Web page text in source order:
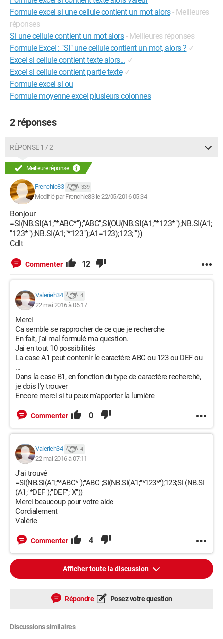
Formule excel si une cellule contient un mot alors - Meilleures
réponses
Si une cellule contient un mot alors - Meilleures réponses
Formule Excel : "SI" une cellule contient un mot, alors ? ✓
Excel si cellule contient texte alors... ✓
Excel si cellule contient partie texte ✓
Formule excel si ou
Formule moyenne excel plusieurs colonnes
2 réponses
RÉPONSE 1 / 2
Meilleure réponse
Frenchie83 339
Modifié par Frenchie83 le 22/05/2016 05:34
Bonjour
=SI(NB.SI(A1;"*ABC*");"ABC";SI(OU(NB.SI(A1;"*123*");NB.SI(A1;
"123*");NB.SI(A1;"*123");A1=123);123;""))
Cdlt
Commenter 12
Valerieh34 4
22 mai 2016 à 06:17
Merci
Ca semble se rapprocher de ce que je recherche
En fait, j'ai mal formulé ma question.
Jai en tout 10 possibilités
La case A1 peut contenir le caractère ABC ou 123 ou DEF ou
...
Dans la case B1, en fonction du type de caractère recherché,
je dois l'y trouver
Encore merci si tu peux m'apporter la lumière
Commenter 0
Valerieh34 4
22 mai 2016 à 07:11
J'ai trouvé
=SI(NB.SI(A1;"*ABC*");"ABC";SI(NB.SI(A1;"*123*");123;SI (NB.SI
(A1;"*DEF");"DEF";"X"))
Merci beaucoup pour votre aide
Cordialement
Valérie
Commenter 4
Afficher toute la discussion
Répondre Posez votre question
Discussions similaires